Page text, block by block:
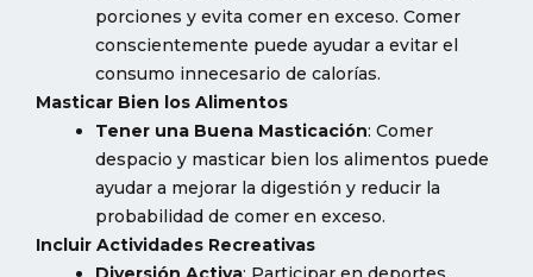
porciones y evita comer en exceso. Comer
conscientemente puede ayudar a evitar el
consumo innecesario de calorías.
Masticar Bien los Alimentos
Tener una Buena Masticación: Comer
despacio y masticar bien los alimentos puede
ayudar a mejorar la digestión y reducir la
probabilidad de comer en exceso.
Incluir Actividades Recreativas